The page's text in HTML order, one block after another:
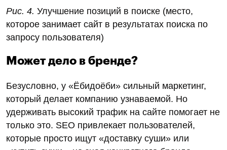
занимает сайт в результатах поиска по запросу
пользователя. Представьте: человек ищет
«Доставка суши Красноярск», и одним из первых
видит сайт «Ёбидоёби» (не путать с рекламными
местами, которые некоторым компаниям
приходится покупать за большие суммы)—
именно так работает SEO.
До начала работы лишь 43% страниц попадали в
ТОП-10 Яндекса, а в Google — всего 6%. После
проведённой оптимизации ситуация кардинально